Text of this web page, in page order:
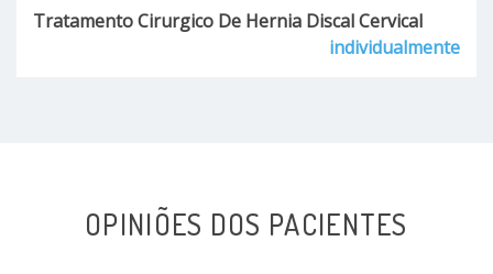
Tratamento Cirurgico De Hernia Discal Cervical
individualmente
OPINIÕES DOS PACIENTES